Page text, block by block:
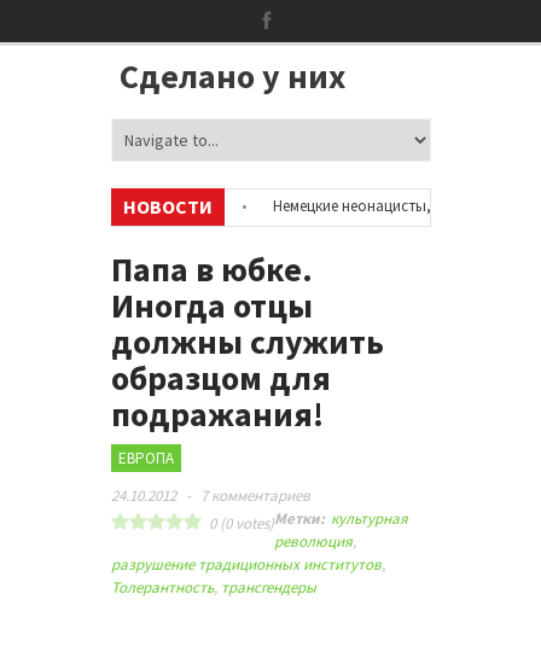
Сделано у них
НОВОСТИ
аккаунтах в соцсетях •
Немецкие неонацисты, летевшие на
Сотни бездомных мигрантов оккупировали аэропорт в Париже
Папа в юбке.
Иногда отцы
должны служить
образцом для
подражания!
ЕВРОПА
24.10.2012 -
7 комментариев
0(0votes)Метки: культурная
революция,
разрушение традиционных институтов,
Толерантность, трансгендеры